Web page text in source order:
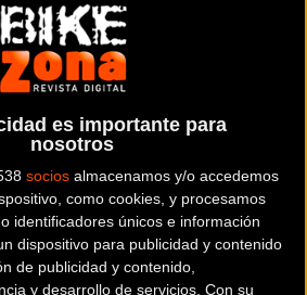
es importante para
nosotros
socios almacenamos y/o accedemos
como cookies, y procesamos
identificadores únicos e información
dispositivo para publicidad y contenido
de publicidad y contenido,
y desarrollo de servicios. Con su
el récord español de la
de 1971